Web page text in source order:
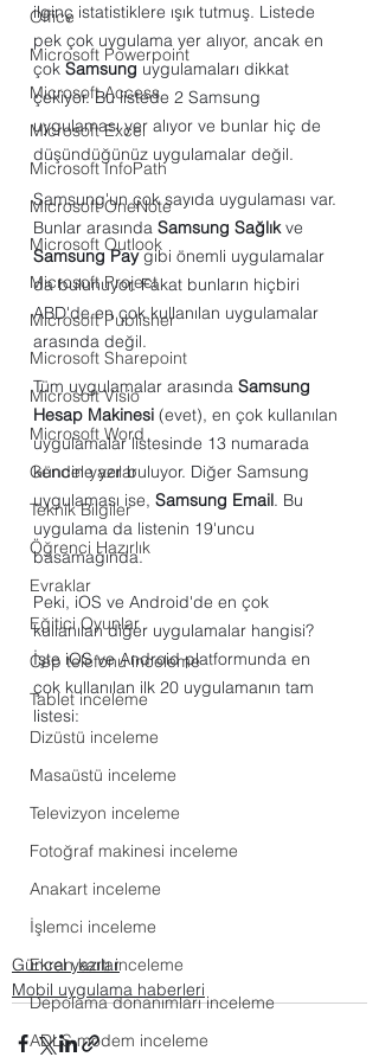
Office
Microsoft Powerpoint
Microsoft Access
Microsoft Excel
Microsoft InfoPath
Microsoft OneNote
Microsoft Outlook
Microsoft Project
Microsoft Publisher
Microsoft Sharepoint
Microsoft Visio
Microsoft Word
Güncel yazılar
Teknik Bilgiler
Öğrenci Hazırlık
Evraklar
Eğitici Oyunlar
Cep telefonu inceleme
Tablet inceleme
Dizüstü inceleme
Masaüstü inceleme
Televizyon inceleme
Fotoğraf makinesi inceleme
Anakart inceleme
İşlemci inceleme
Ekran kartı inceleme
Depolama donanımları inceleme
ADLS modem inceleme
ilginç istatistiklere ışık tutmuş. Listede
pek çok uygulama yer alıyor, ancak en
çok Samsung uygulamaları dikkat
çekiyor. Bu listede 2 Samsung
uygulaması yer alıyor ve bunlar hiç de
düşündüğünüz uygulamalar değil.
Samsung'un çok sayıda uygulaması var.
Bunlar arasında Samsung Sağlık ve
Samsung Pay gibi önemli uygulamalar
da bulunuyor. Fakat bunların hiçbiri
ABD'de en çok kullanılan uygulamalar
arasında değil.
Tüm uygulamalar arasında Samsung
Hesap Makinesi (evet), en çok kullanılan
uygulamalar listesinde 13 numarada
kendine yer buluyor. Diğer Samsung
uygulaması ise, Samsung Email. Bu
uygulama da listenin 19'uncu
basamağında.
Peki, iOS ve Android'de en çok
kullanılan diğer uygulamalar hangisi?
İşte iOS ve Android platformunda en
çok kullanılan ilk 20 uygulamanın tam
listesi:
Güncel yazılar
Mobil uygulama haberleri